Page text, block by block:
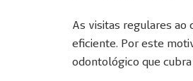
As visitas regulares
eficiente. Por este
odontológico que